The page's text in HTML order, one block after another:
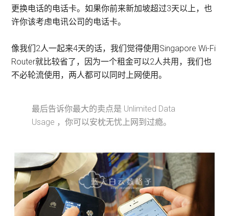
更换电话的电话卡。如果你前来新加坡超过3天以上，也
许你该考虑电讯公司的电话卡。
像我们2人一起来4天的话，我们觉得使用Singapore Wi-Fi
Router就比较省了，因为一个租金可以2人共用，我们也
不必轮流使用，两人都可以同时上网使用。
最后告诉你最大的卖点是 Unlimited Data
Usage ，你可以安枕无忧上网到过瘾。